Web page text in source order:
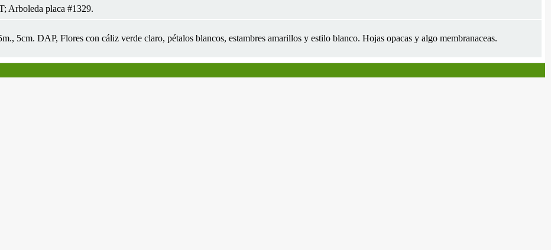
Arboleda placa #1329.
5cm. DAP, Flores con cáliz verde claro, pétalos blancos, estambres amarillos y estilo blanco. Hojas opacas y algo membranaceas.